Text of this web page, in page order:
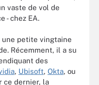
vaste de vol de
- chez EA.
une petite vingtaine
Récemment, il a su
des
, Ubisoft, Okta, ou
ce dernier, la